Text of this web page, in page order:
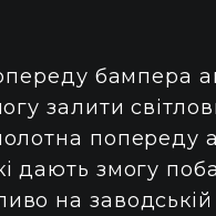
бампера
залити
попереду
дають змогу
на заводській